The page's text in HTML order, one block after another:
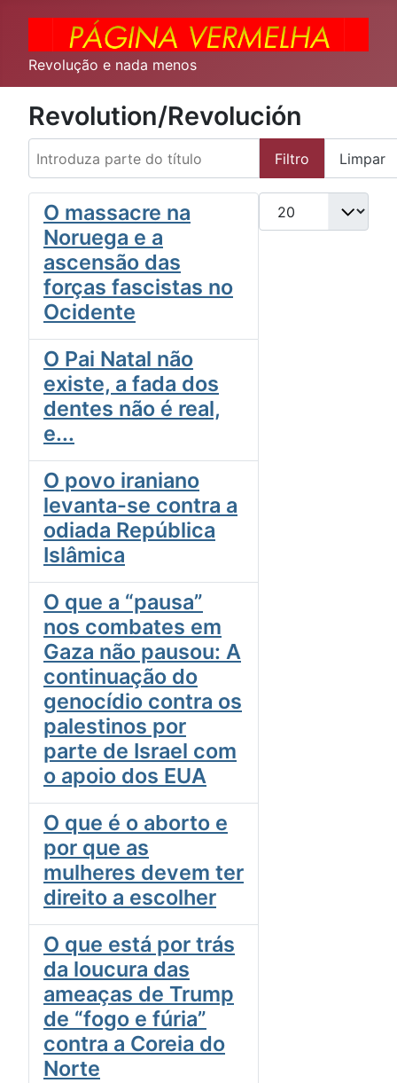
Revolução e nada menos
Revolution/Revolución
Introduza parte do título
Filtro Limpar
Qtd. a exibir
O massacre na
Noruega e a
ascensão das
forças fascistas no
Ocidente
O Pai Natal não
existe, a fada dos
dentes não é real,
e...
O povo iraniano
levanta-se contra a
odiada República
Islâmica
O que a “pausa”
nos combates em
Gaza não pausou: A
continuação do
genocídio contra os
palestinos por
parte de Israel com
o apoio dos EUA
O que é o aborto e
por que as
mulheres devem ter
direito a escolher
O que está por trás
da loucura das
ameaças de Trump
de “fogo e fúria”
contra a Coreia do
Norte